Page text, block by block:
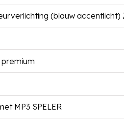
(blauw
MP3 SPELER